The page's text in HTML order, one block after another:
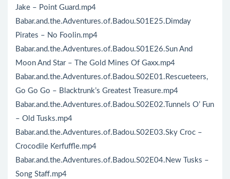
Jake – Point Guard.mp4
Babar.and.the.Adventures.of.Badou.S01E25.Dimday
Pirates – No Foolin.mp4
Babar.and.the.Adventures.of.Badou.S01E26.Sun And
Moon And Star – The Gold Mines Of Gaxx.mp4
Babar.and.the.Adventures.of.Badou.S02E01.Rescueteers,
Go Go Go – Blacktrunk’s Greatest Treasure.mp4
Babar.and.the.Adventures.of.Badou.S02E02.Tunnels O’ Fun
– Old Tusks.mp4
Babar.and.the.Adventures.of.Badou.S02E03.Sky Croc –
Crocodile Kerfuffle.mp4
Babar.and.the.Adventures.of.Badou.S02E04.New Tusks –
Song Staff.mp4